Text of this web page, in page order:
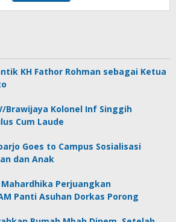
KH Fathor Rohman sebagai Ketua
Brawijaya Kolonel Inf Singgih
Cum Laude
Goes to Campus Sosialisasi
dan Anak
Mahardhika Perjuangkan
Panti Asuhan Dorkas Porong